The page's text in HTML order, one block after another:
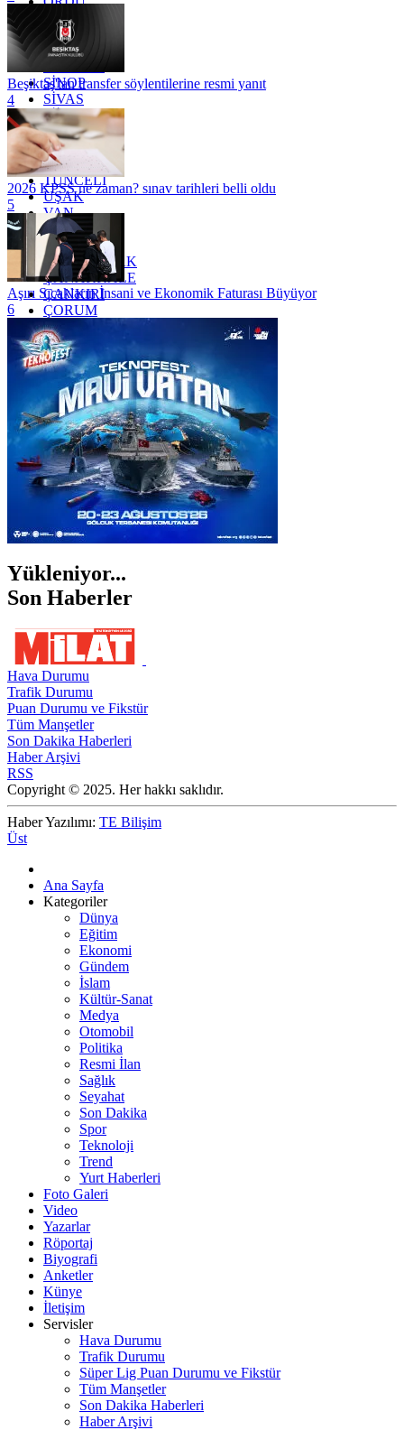
OSMANİYE
RİZE
SAKARYA
SİNOP
SİVAS
SİİRT
TEKİRDAĞ
TOKAT
TRABZON
TUNCELİ
UŞAK
VAN
YALOVA
YOZGAT
ZONGULDAK
ÇANAKKALE
ÇANKIRI
ÇORUM
İSTANBUL
İZMİR
ŞANLIURFA
ŞIRNAK
Beşiktaş'tan transfer söylentilerine resmi yanıt
4
2026 KPSS ne zaman? sınav tarihleri belli oldu
5
Aşırı Sıcakların İnsani ve Ekonomik Faturası Büyüyor
6
Yükleniyor...
Son Haberler
Hava Durumu
Trafik Durumu
Puan Durumu ve Fikstür
Tüm Manşetler
Son Dakika Haberleri
Haber Arşivi
RSS
Copyright © 2025. Her hakkı saklıdır.
Haber Yazılımı: TE Bilişim
Üst
Ana Sayfa
Kategoriler
Dünya
Eğitim
Ekonomi
Gündem
İslam
Kültür-Sanat
Medya
Otomobil
Politika
Resmi İlan
Sağlık
Seyahat
Son Dakika
Spor
Teknoloji
Trend
Yurt Haberleri
Foto Galeri
Video
Yazarlar
Röportaj
Biyografi
Anketler
Künye
İletişim
Servisler
Hava Durumu
Trafik Durumu
Süper Lig Puan Durumu ve Fikstür
Tüm Manşetler
Son Dakika Haberleri
Haber Arşivi